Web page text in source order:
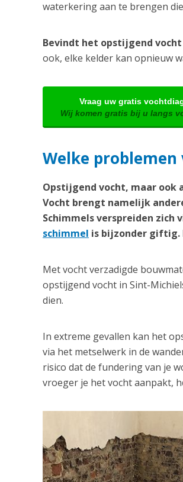
waterkering aan te brengen
Bevindt het opstijgend vocht
ook, elke kelder kan opnieuw
Vraag uw gratis
Wij komen gratis bij u langs
Welke
Opstijgend vocht, maar ook
Vocht brengt namelijk
Schimmels verspreiden zich
schimmel is bijzonder giftig.
Met vocht verzadigde
opstijgend vocht in Sint-
dien.
In extreme gevallen kan het
via het metselwerk in de
risico dat de fundering van je
vroeger je het vocht aanpakt,